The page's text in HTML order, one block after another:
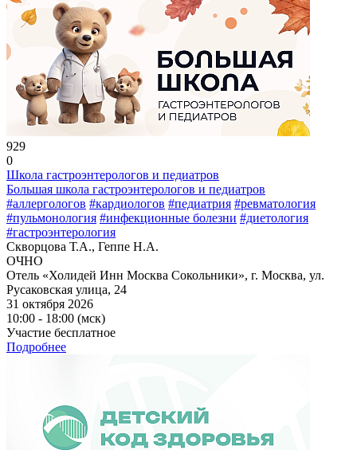
929
0
Школа гастроэнтерологов и педиатров
Большая школа гастроэнтерологов и педиатров
#аллергологов #кардиологов #педиатрия #ревматология
#пульмонология #инфекционные болезни #диетология
#гастроэнтерология
Скворцова Т.А., Геппе Н.А.
ОЧНО
Отель «Холидей Инн Москва Сокольники», г. Москва, ул.
Русаковская улица, 24
31 октября 2026
10:00 - 18:00 (мск)
Участие бесплатное
Подробнее